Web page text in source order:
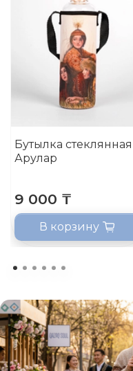
Бутылка стеклянная
Арулар
9 000 ₸
В корзину